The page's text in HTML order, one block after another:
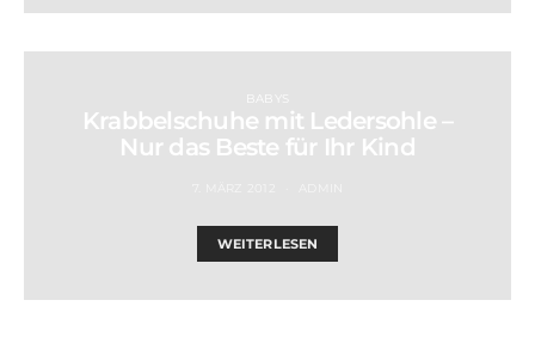
BABYS
Krabbelschuhe mit Ledersohle –
Nur das Beste für Ihr Kind
WEITERLESEN